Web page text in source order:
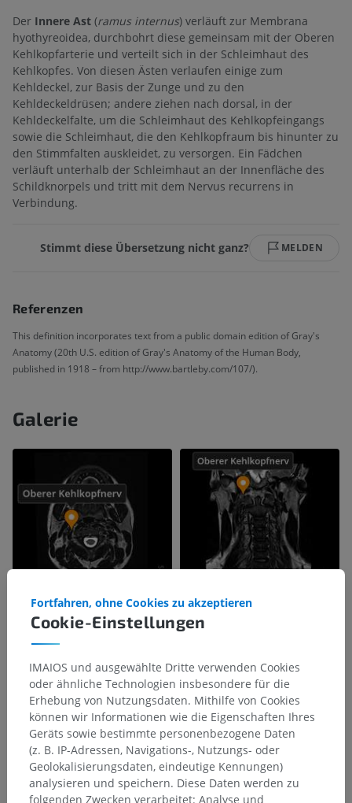
Der Innere Ast (ramus internus) verläuft zur Membrana
hyothyreoidea, durchbohrt diese gemeinsam mit der Oberen
Kehlkopfarterie und verteilt sich in der Schleimhaut des
Kehlkopfes. Von diesen Ästen verlaufen einige zum
Kehldeckel, zur Basis der Zunge und zu den
Kehldeckeldrüsen; andere ziehen nach dorsal, in der
Kehldeckelfalte, um die Schleimhaut des Kehlkopfeingangs
sowie die Schleimhaut, die den Kehlkopfraum bis hinunter zu
den Stimmfalten auskleidet, zu versorgen. Ein Fädchen
verläuft unterhalb der Schleimhaut an der Innenfläche des
Schildknorpels und tritt mit dem Nervus recurrens in
Verbindung.
Stimmt diese Übersetzung nicht ganz? MELDEN
Referenzen
This definition incorporates text from a public domain edition of Gray's
Anatomy (20th U.S. edition of Gray's Anatomy of the Human Body,
published in 1918 – from http://www.bartleby.com/107/).
Galerie
Cookie-Einstellungen
Fortfahren, ohne Cookies zu akzeptieren
IMAIOS und ausgewählte Dritte verwenden Cookies
oder ähnliche Technologien insbesondere für die
Erhebung von Nutzungsdaten. Mithilfe von Cookies
können wir Informationen wie die Eigenschaften Ihres
Geräts sowie bestimmte personenbezogene Daten
(z. B. IP-Adressen, Navigations-, Nutzungs- oder
Geolokalisierungsdaten, eindeutige Kennungen)
analysieren und speichern. Diese Daten werden zu
folgenden Zwecken verarbeitet: Analyse und